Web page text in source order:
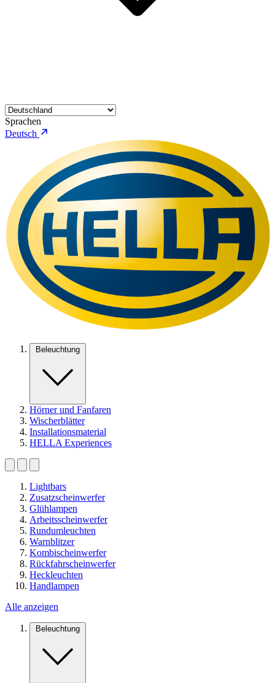
Sprachen
Deutsch
Beleuchtung
Hörner und Fanfaren
Wischerblätter
Installationsmaterial
HELLA Experiences
Lightbars
Zusatzscheinwerfer
Glühlampen
Arbeitsscheinwerfer
Rundumleuchten
Warnblitzer
Kombischeinwerfer
Rückfahrscheinwerfer
Heckleuchten
Handlampen
Alle anzeigen
Beleuchtung